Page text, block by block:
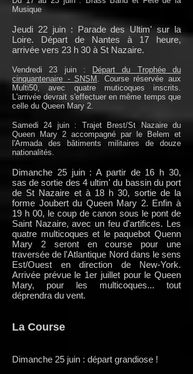
Musique
Jeudi 22 juin : Parade des Ultim' sur la
Loire. Départ de Nantes à 17 heure,
arrivée vers 23 h 30 à St Nazaire.
Vendredi 23 juin :
Départ du Trophée du
cinquantenaire - SNSM . Course réservée aux
Multi50, avec quatre muticoques inscrits.
L'arrivée devrait s'effectuer en même temps que
celle du Queen Mary 2.
Samedi 24 juin : Trajet Brest/St Nazaire du
Queen Mary 2 accompagné par le Belem et
l'Armada des bâtiments militaires de douze
nationalités.
Dimanche 25 juin : A partir de 16 h 30,
sas de sortie des 4 ultim' du bassin du port
de St Nazaire et à 18 h 30, sortie de la
forme Joubert du Queen Mary 2. Enfin à
19 h 00, le coup de canon sous le pont de
Saint Nazaire, avec un feu d'artifices. Les
quatre multicoques et le paquebot Quenn
Mary 2 seront en course pour une
traversée de l'Atlantique Nord dans le sens
Est/Ouest en direction de New-York.
Arrivée prévue le 1er juillet pour le Queen
Mary, pour les multicoques... tout
déprendra du vent.
La Course
Dimanche 25 juin : départ grandiose !